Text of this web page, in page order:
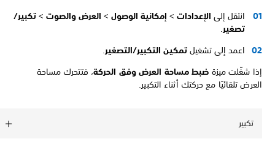
انتقل إلىالإعدادات>إمكانية الوصول>العرض والصوت>تكبير/
تصغير.
اعمد إلى تشغيلتمكين التكبير/التصغير.
إذا شغّلت ميزةضبط مساحة العرض وفق الحركة، فتتحرك مساحة
العرض تلقائيًا مع حركتك أثناء التكبير.
تكبير